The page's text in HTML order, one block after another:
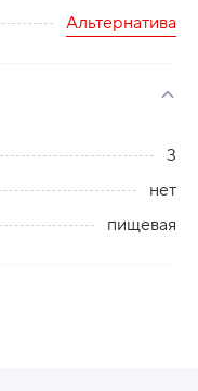
Альтернатива
3
нет
пищевая